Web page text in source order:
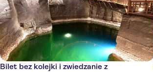
Yarden Hotel by Artery Hotels
INX Design Hotel
Zewecki Hotel
Kracow Residence Hotel
Bilet bez kolejki i zwiedzanie z